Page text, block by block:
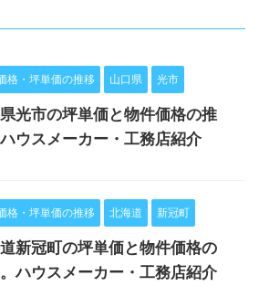
格・坪単価の推移 山口県 光市
光市の坪単価と物件価格の推
ウスメーカー・工務店紹介
格・坪単価の推移 北海道 新冠町
新冠町の坪単価と物件価格の
ハウスメーカー・工務店紹介